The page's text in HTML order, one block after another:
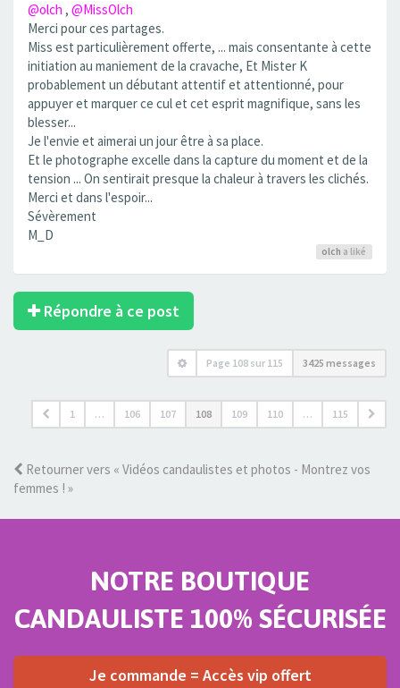
@olch , @MissOlch
Merci pour ces partages.
Miss est particulièrement offerte, ... mais consentante à cette
initiation au maniement de la cravache, Et Mister K
probablement un débutant attentif et attentionné, pour
appuyer et marquer ce cul et cet esprit magnifique, sans les
blesser...
Je l'envie et aimerai un jour être à sa place.
Et le photographe excelle dans la capture du moment et de la
tension ... On sentirait presque la chaleur à travers les clichés.
Merci et dans l'espoir...
Sévèrement
M_D
olch a liké
Répondre à ce post
Page 108 sur 115 3425 messages
1 … 106 107 108 109 110 … 115
Retourner vers « Vidéos candaulistes et photos - Montrez vos
femmes ! »
NOTRE BOUTIQUE
CANDAULISTE 100% SÉCURISÉE
Je commande = Accès vip offert